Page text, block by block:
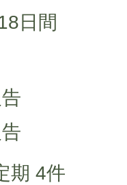
日間
期 4件